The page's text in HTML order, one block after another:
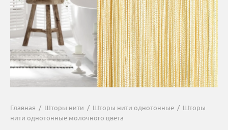
Главная / Шторы нити / Шторы нити однотонные / Шторы
нити однотонные молочного цвета